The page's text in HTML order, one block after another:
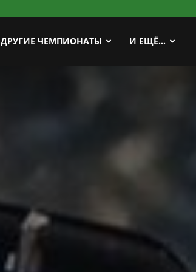
ДРУГИЕ ЧЕМПИОНАТЫ И ЕЩЁ…